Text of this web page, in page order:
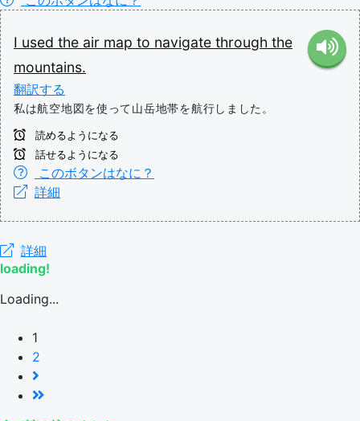
I used the air map to navigate through the
mountains.
翻訳する
私は航空地図を使って山岳地帯を航行しました。
読めるようになる
話せるようになる
このボタンはなに？
詳細
詳細
loading!
Loading...
1
2